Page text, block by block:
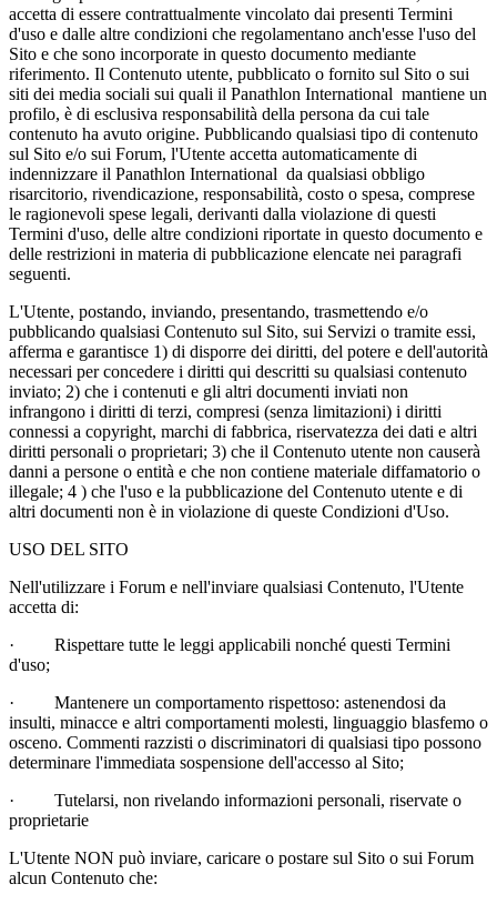
accetta di essere contrattualmente vincolato dai presenti Termini
d'uso e dalle altre condizioni che regolamentano anch'esse l'uso del
Sito e che sono incorporate in questo documento mediante
riferimento. Il Contenuto utente, pubblicato o fornito sul Sito o sui
siti dei media sociali sui quali il Panathlon International mantiene un
profilo, è di esclusiva responsabilità della persona da cui tale
contenuto ha avuto origine. Pubblicando qualsiasi tipo di contenuto
sul Sito e/o sui Forum, l'Utente accetta automaticamente di
indennizzare il Panathlon International da qualsiasi obbligo
risarcitorio, rivendicazione, responsabilità, costo o spesa, comprese
le ragionevoli spese legali, derivanti dalla violazione di questi
Termini d'uso, delle altre condizioni riportate in questo documento e
delle restrizioni in materia di pubblicazione elencate nei paragrafi
seguenti.
L'Utente, postando, inviando, presentando, trasmettendo e/o
pubblicando qualsiasi Contenuto sul Sito, sui Servizi o tramite essi,
afferma e garantisce 1) di disporre dei diritti, del potere e dell'autorità
necessari per concedere i diritti qui descritti su qualsiasi contenuto
inviato; 2) che i contenuti e gli altri documenti inviati non
infrangono i diritti di terzi, compresi (senza limitazioni) i diritti
connessi a copyright, marchi di fabbrica, riservatezza dei dati e altri
diritti personali o proprietari; 3) che il Contenuto utente non causerà
danni a persone o entità e che non contiene materiale diffamatorio o
illegale; 4 ) che l'uso e la pubblicazione del Contenuto utente e di
altri documenti non è in violazione di queste Condizioni d'Uso.
USO DEL SITO
Nell'utilizzare i Forum e nell'inviare qualsiasi Contenuto, l'Utente
accetta di:
· Rispettare tutte le leggi applicabili nonché questi Termini
d'uso;
· Mantenere un comportamento rispettoso: astenendosi da
insulti, minacce e altri comportamenti molesti, linguaggio blasfemo o
osceno. Commenti razzisti o discriminatori di qualsiasi tipo possono
determinare l'immediata sospensione dell'accesso al Sito;
· Tutelarsi, non rivelando informazioni personali, riservate o
proprietarie
L'Utente NON può inviare, caricare o postare sul Sito o sui Forum
alcun Contenuto che: